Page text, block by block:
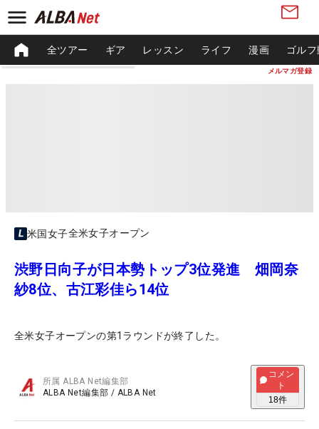
メルマガ登録
全ツアー ギア レッスン ライフ 漫画 ゴル
米国女子全米女子オープン
渋野日向子が日本勢トップ3位発進 畑岡奈
紗8位、古江彩佳ら14位
全米女子オープンの第1ラウンドが終了した。
所属ALBA Net編集部
ALBA Net編集部 / ALBA Net
コメン
ト
18件